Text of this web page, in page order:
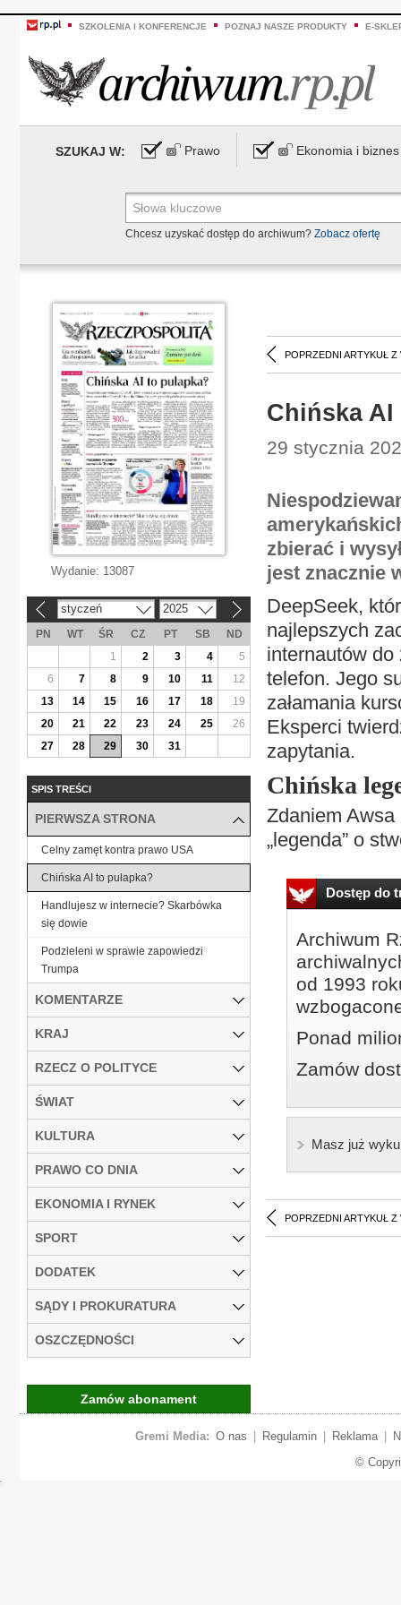
SZKOLENIA I KONFERENCJE POZNAJ NASZE PRODUKTY E-
SZUKAJ W: Prawo Ekonomia i biznes
Chcesz uzyskać dostęp do archiwum? Zobacz ofertę
POPRZEDNI ARTYKUŁ Z
Chińska AI
29 stycznia
zbierać i
jest znacznie
DeepSeek,
najlepszych
internautów
telefon. Jego
załamania
Eksperci
zapytania.
Chińska
Zdaniem Awsa
„legenda” o
Dostęp do
Archiwum
od 1993
Ponad
Zamów
Masz już
POPRZEDNI ARTYKUŁ Z
Wydanie: 13087
styczeń 2025
PN WT ŚR CZ PT SB
ND
1
2 3 4
5
6
7 8 9 10 11
12
13
14 15 16 17 18
19
20
21 22 23 24 25
26
27
28 29 30 31
SPIS TREŚCI
PIERWSZA STRONA
Celny zamęt kontra prawo USA
Chińska AI to pułapka?
Handlujesz w internecie? Skarbówka
się dowie
Podzieleni w sprawie zapowiedzi
Trumpa
KOMENTARZE
KRAJ
RZECZ O POLITYCE
ŚWIAT
KULTURA
PRAWO CO DNIA
EKONOMIA I RYNEK
SPORT
DODATEK
SĄDY I PROKURATURA
OSZCZĘDNOŚCI
Zamów abonament
Gremi Media: O nas Regulamin Reklama
©